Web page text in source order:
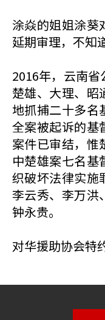
涂焱的姐姐涂葵
延期审理，不知
2016年，云南省
楚雄、大理、昭
地抓捕二十多名
全案被起诉的基
案件已审结，惟
中楚雄案七名
织破坏法律实施
李云秀、李万洪
钟永贵。
对华援助协会特